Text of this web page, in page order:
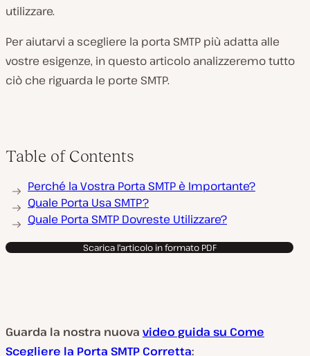
utilizzare.
Per aiutarvi a scegliere la porta SMTP più adatta alle
vostre esigenze, in questo articolo analizzeremo tutto
ciò che riguarda le porte SMTP.
Table of Contents
Perché la Vostra Porta SMTP è Importante?
Quale Porta Usa SMTP?
Quale Porta SMTP Dovreste Utilizzare?
Scarica l'articolo in formato PDF
Guarda la nostra nuova video guida su Come
Scegliere la Porta SMTP Corretta: